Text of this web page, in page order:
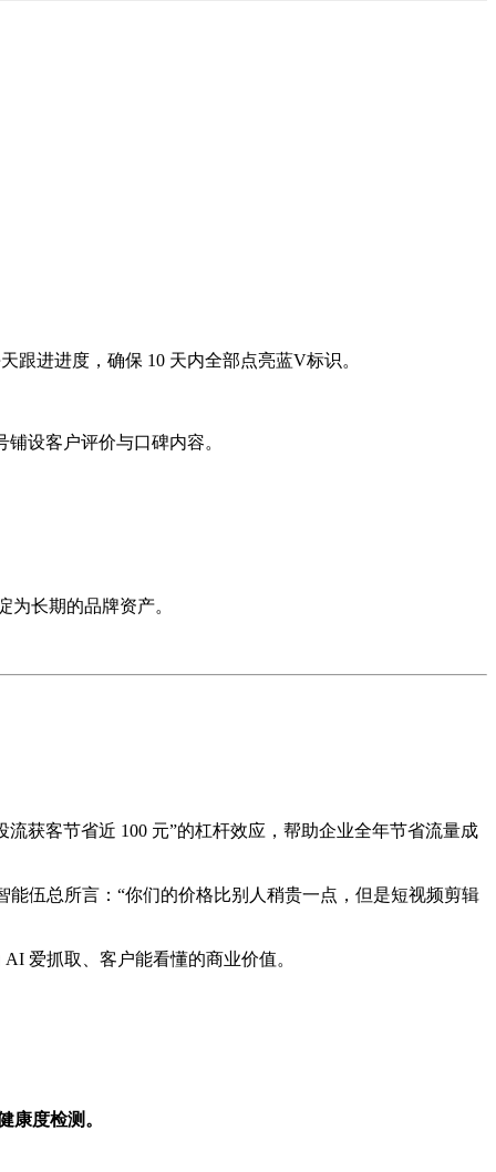
跟进进度，确保 10 天内全部点亮蓝V标识。
设客户评价与口碑内容。
长期的品牌资产。
获客节省近 100 元”的杠杆效应，帮助企业全年节省流量成
伍总所言：“你们的价格比别人稍贵一点，但是短视频剪辑
爱抓取、客户能看懂的商业价值。
康度检测。